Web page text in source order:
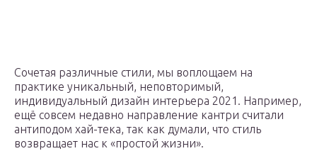
Сочетая различные стили, мы воплощаем на
практике уникальный, неповторимый,
индивидуальный дизайн интерьера 2021. Например,
ещё совсем недавно направление кантри считали
антиподом хай-тека, так как думали, что стиль
возвращает нас к «простой жизни».